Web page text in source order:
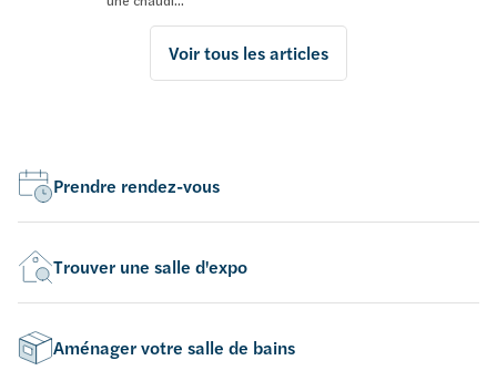
Voir tous les articles
Prendre rendez-vous
Trouver une salle d'expo
Aménager votre salle de bains